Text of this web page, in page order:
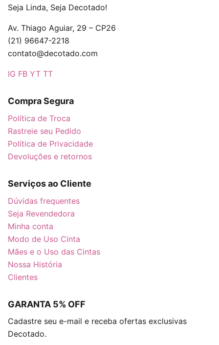
Seja Linda, Seja Decotado!
Av. Thiago Aguiar, 29 – CP26
(21) 96647-2218
contato@decotado.com
IG FB YT TT
Compra Segura
Política de Troca
Rastreie seu Pedido
Política de Privacidade
Devoluções e retornos
Serviços ao Cliente
Dúvidas frequentes
Seja Revendedora
Minha conta
Modo de Uso Cinta
Mães e o Uso das Cintas
Nossa História
Clientes
GARANTA 5% OFF
Cadastre seu e-mail e receba ofertas exclusivas
Decotado.